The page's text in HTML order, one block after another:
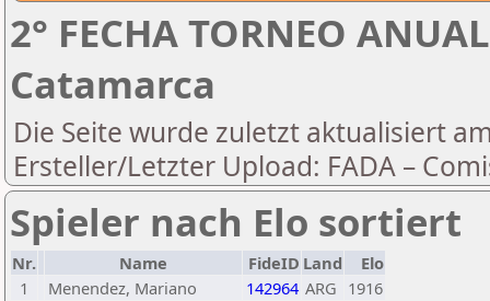
2° FECHA TORNEO
Catamarca
Die Seite wurde zuletzt aktualisiert
Ersteller/Letzter Upload: FADA –
Spieler nach Elo sortiert
Nr. Name FideID Land
Elo
1
Menendez, Mariano 142964 ARG 1916